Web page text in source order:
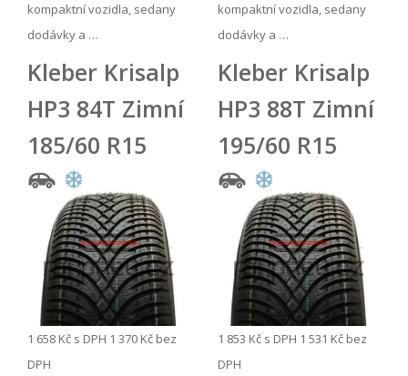
kompaktní vozidla, sedany
dodávky a …
kompaktní vozidla, sedany
dodávky a …
Kleber Krisalp
HP3 84T Zimní
185/60 R15
1 658 Kč s DPH 1 370 Kč bez
DPH
Kleber Krisalp
HP3 88T Zimní
195/60 R15
1 853 Kč s DPH 1 531 Kč bez
DPH